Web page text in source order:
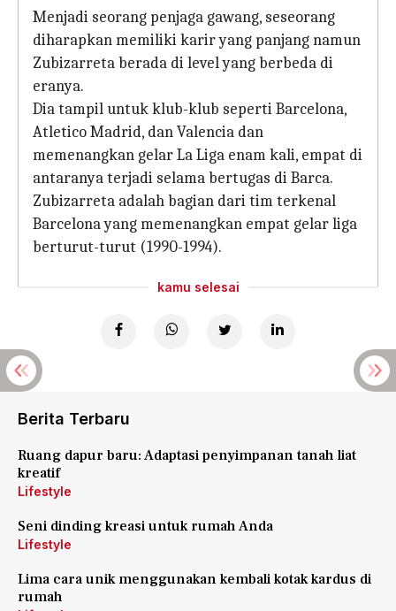
Menjadi seorang penjaga gawang, seseorang
diharapkan memiliki karir yang panjang namun
Zubizarreta berada di level yang berbeda di
eranya.
Dia tampil untuk klub-klub seperti Barcelona, ​​​​
Atletico Madrid, dan Valencia dan
memenangkan gelar La Liga enam kali, empat di
antaranya terjadi selama bertugas di Barca.
Zubizarreta adalah bagian dari tim terkenal
Barcelona yang memenangkan empat gelar liga
berturut-turut (1990-1994).
kamu selesai
Berita Terbaru
Ruang dapur baru: Adaptasi penyimpanan tanah liat
kreatif
Lifestyle
Seni dinding kreasi untuk rumah Anda
Lifestyle
Lima cara unik menggunakan kembali kotak kardus di
rumah